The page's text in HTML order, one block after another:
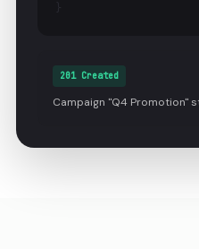
}
201 Created
Campaign "Q4 Promotion"